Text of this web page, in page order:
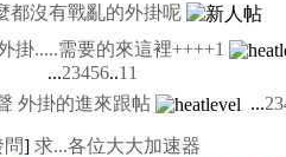
都沒有戰亂的外掛呢
掛.....需要的來這裡++++1
...23456..11
外掛的進來跟帖 ...23
] 求...各位大大加速器